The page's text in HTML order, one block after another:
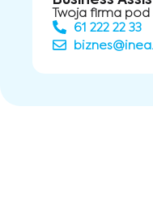
Twoja firma pod
61 222 22 33